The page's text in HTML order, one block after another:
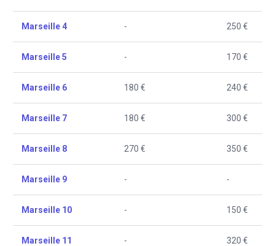
Marseille 4 - 250 €
Marseille 5 - 170 €
Marseille 6 180 € 240 €
Marseille 7 180 € 300 €
Marseille 8 270 € 350 €
Marseille 9 - -
Marseille 10 - 150 €
Marseille 11 - 320 €